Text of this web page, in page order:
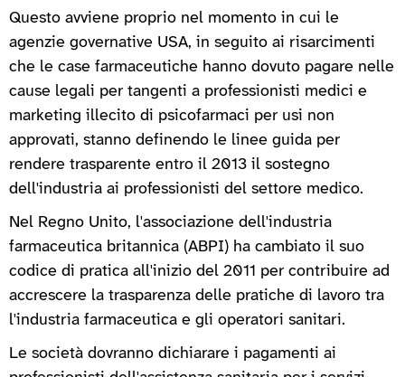
Questo avviene proprio nel momento in cui le
agenzie governative USA, in seguito ai risarcimenti
che le case farmaceutiche hanno dovuto pagare nelle
cause legali per tangenti a professionisti medici e
marketing illecito di psicofarmaci per usi non
approvati, stanno definendo le linee guida per
rendere trasparente entro il 2013 il sostegno
dell'industria ai professionisti del settore medico.
Nel Regno Unito, l'associazione dell'industria
farmaceutica britannica (ABPI) ha cambiato il suo
codice di pratica all'inizio del 2011 per contribuire ad
accrescere la trasparenza delle pratiche di lavoro tra
l'industria farmaceutica e gli operatori sanitari.
Le società dovranno dichiarare i pagamenti ai